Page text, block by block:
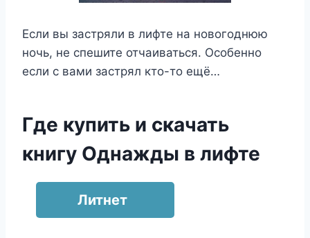
Если вы застряли в лифте на новогоднюю
ночь, не спешите отчаиваться. Особенно
если с вами застрял кто-то ещё…
Где купить и скачать
книгу Однажды в лифте
Литнет